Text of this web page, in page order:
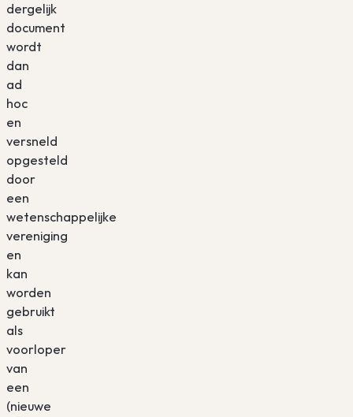
dergelijk
document
wordt
dan
ad
hoc
en
versneld
opgesteld
door
een
wetenschappelijke
vereniging
en
kan
worden
gebruikt
als
voorloper
van
een
(nieuwe